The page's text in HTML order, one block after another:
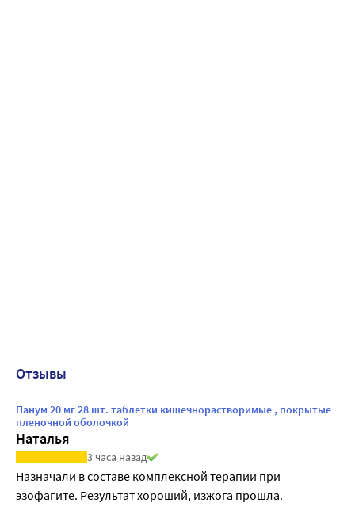
Отзывы
Панум 20 мг 28 шт. таблетки кишечнорастворимые , покрытые
пленочной оболочкой
Наталья
3 часа назад
Назначали в составе комплексной терапии при
эзофагите. Результат хороший, изжога прошла.